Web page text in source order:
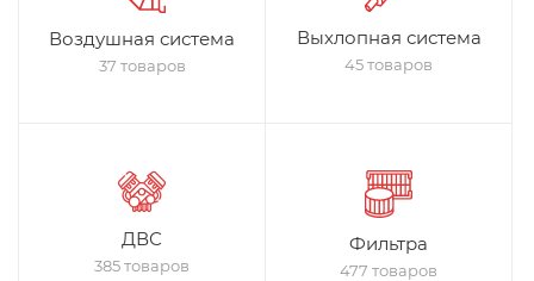
Воздушная система
37 товаров
Выхлопная система
45 товаров
ДВС
385 товаров
Фильтра
477 товаров